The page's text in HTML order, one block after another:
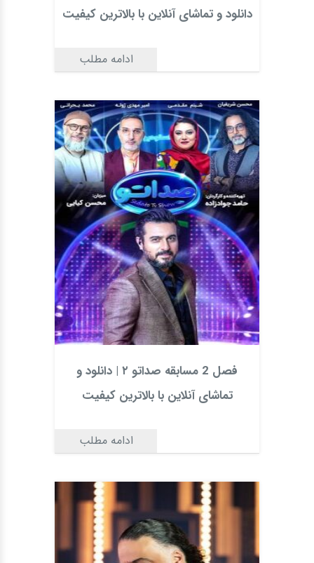
دانلود و تماشای آنلاین با بالاترین کیفیت
ادامه مطلب
فصل 2 مسابقه صداتو ۲ | دانلود و
تماشای آنلاین با بالاترین کیفیت
ادامه مطلب